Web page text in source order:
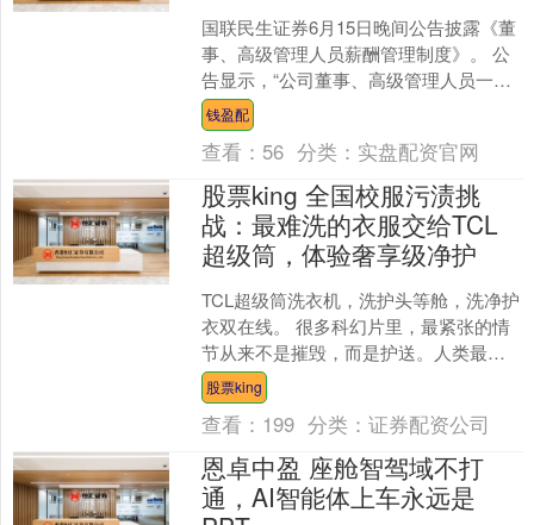
国联民生证券6月15日晚间公告披露《董
事、高级管理人员薪酬管理制度》。 公
告显示，“公司董事、高级管理人员一定
比例的绩效薪酬在年度报告披露和绩效
评价后支付”，“....
钱盈配
查看： 56 分类： 实盘配资官网
股票king 全国校服污渍挑
战：最难洗的衣服交给TCL
超级筒，体验奢享级净护
TCL超级筒洗衣机，洗护头等舱，洗净护
衣双在线。 很多科幻片里，最紧张的情
节从来不是摧毁，而是护送。人类最后
的火种，最后的样本，最后一点还值得
被保存的东西。 每....
股票king
查看： 199 分类：证券配资公司
恩卓中盈 座舱智驾域不打
通，AI智能体上车永远是